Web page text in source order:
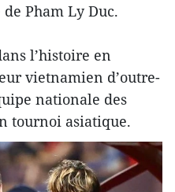
Pham Ly Duc.
l’histoire en
vietnamien d’outre-
nationale des
tournoi asiatique.